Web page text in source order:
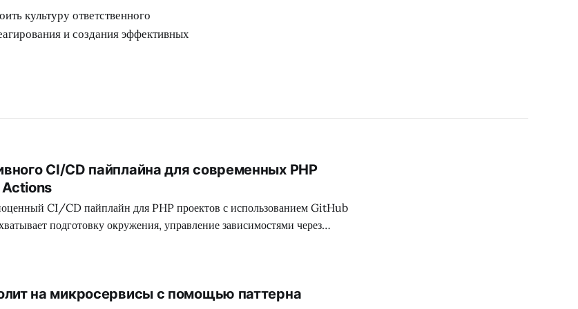
культуру ответственного
и создания эффективных
CI/CD пайплайна для современных PHP
Actions
CI/CD пайплайн для PHP проектов с использованием GitHub
подготовку окружения, управление зависимостями через
на микросервисы с помощью паттерна